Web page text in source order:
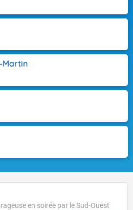
Martin
en soirée par le Sud-Ouest